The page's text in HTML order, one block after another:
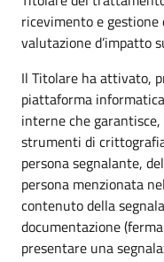
ricevimento e gestione
valutazione d’impatto
Il Titolare ha attivato,
piattaforma
interne che
strumenti di
persona segnalante,
persona menzionata
contenuto della
documentazione
presentare una